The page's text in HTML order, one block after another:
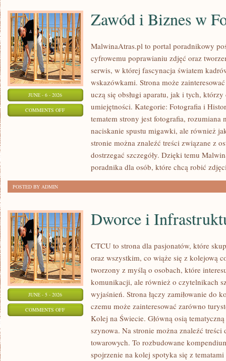
JUNE - 6 - 2026
COMMENTS OFFON
FOTOGRAFII
Zawód i Biznes w
MalwinaAtras.pl to portal poradnikowy
cyfrowemu poprawianiu zdjęć oraz
serwis, w której fascynacja światem
wskazówkami. Strona może
uczą się obsługi aparatu, jak i tych,
umiejętności. Kategorie: Fotografia i
tematem strony jest fotografia,
naciskanie spustu migawki, ale również
stronie można znaleźć treści związane z
dostrzegać szczegóły. Dzięki temu
poradnika dla osób, które chcą robić
POSTED BY ADMIN
JUNE - 5 - 2026
COMMENTS OFFON
INFRASTRUKTURA
Dworce i
CTCU to strona dla pasjonatów, które
oraz wszystkim, co wiąże się z kolejową
tworzony z myślą o osobach, które
komunikacji, ale również o czytelnikach
wyjaśnień. Strona łączy zamiłowanie do
czemu może zainteresować zarówno
Kolej na Świecie. Główną osią
szynowa. Na stronie można znaleźć treści
towarowych. To rozbudowane
spojrzenie na kolej spotyka się z